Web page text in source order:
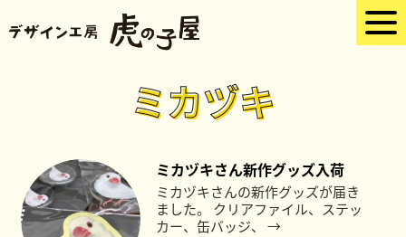
ミカヅキ
ミカヅキさん新作グッズ入荷
ミカヅキさんの新作グッズが届き
ました。 クリアファイル、ステッ
カー、缶バッジ、 →